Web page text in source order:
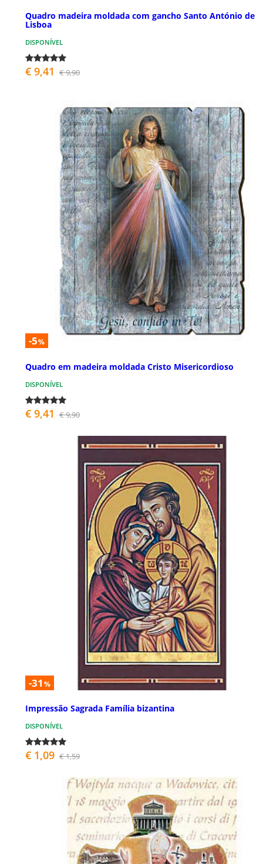
Quadro madeira moldada com gancho Santo António de
Lisboa
DISPONÍVEL
€ 9,41 € 9,90
-5%
Quadro em madeira moldada Cristo Misericordioso
DISPONÍVEL
€ 9,41 € 9,90
-31 %
Impressão Sagrada Família bizantina
DISPONÍVEL
€ 1,09 € 1,59